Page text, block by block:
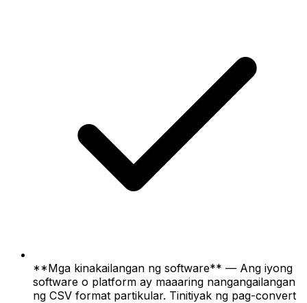
**Mga kinakailangan ng software** — Ang iyong
software o platform ay maaaring nangangailangan
ng CSV format partikular. Tinitiyak ng pag-convert